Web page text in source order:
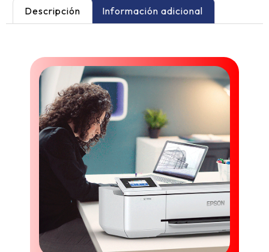
Descripción Información adicional